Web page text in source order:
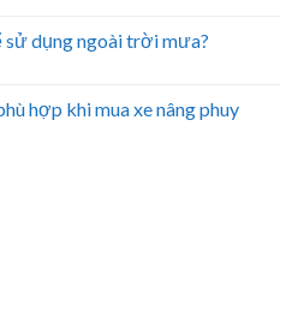
sử dụng ngoài trời mưa?
hợp khi mua xe nâng phuy